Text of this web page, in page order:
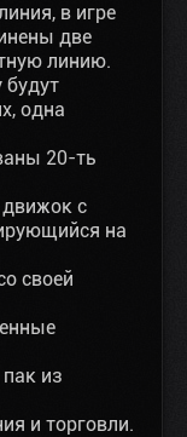
в игре
две
линию.
будут
одна
20-ть
с
на
своей
из
и торговли.